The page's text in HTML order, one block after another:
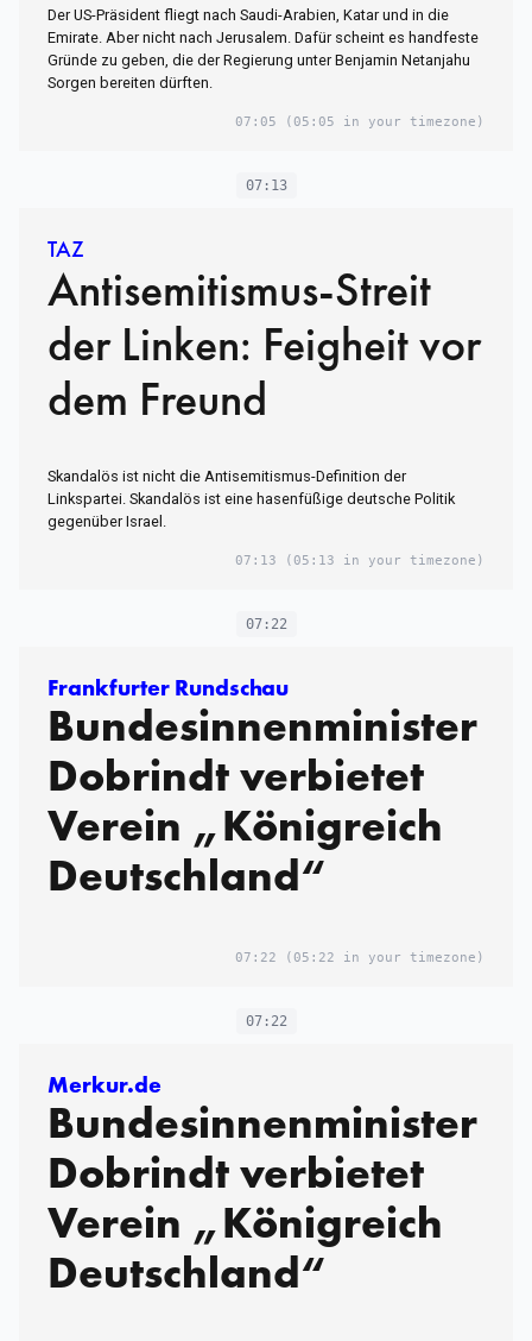
Der US-Präsident fliegt nach Saudi-Arabien, Katar und in die
Emirate. Aber nicht nach Jerusalem. Dafür scheint es handfeste
Gründe zu geben, die der Regierung unter Benjamin Netanjahu
Sorgen bereiten dürften.
07:05 (05:05 in your timezone)
07:13
TAZ
Antisemitismus-Streit
der Linken: Feigheit vor
dem Freund
Skandalös ist nicht die Antisemitismus-Definition der
Linkspartei. Skandalös ist eine hasenfüßige deutsche Politik
gegenüber Israel.
07:13 (05:13 in your timezone)
07:22
Frankfurter Rundschau
Bundesinnenminister
Dobrindt verbietet
Verein „Königreich
Deutschland“
07:22 (05:22 in your timezone)
07:22
Merkur.de
Bundesinnenminister
Dobrindt verbietet
Verein „Königreich
Deutschland“